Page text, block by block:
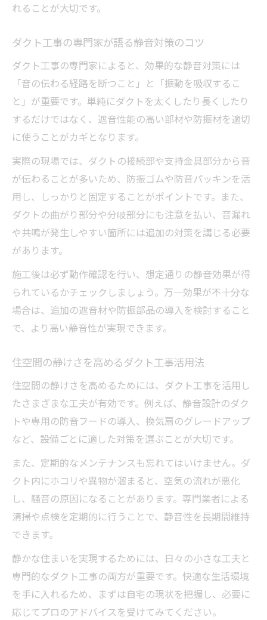
れることが大切です。
ダクト工事の専門家が語る静音対策のコツ
ダクト工事の専門家によると、効果的な静音対策には
「音の伝わる経路を断つこと」と「振動を吸収するこ
と」が重要です。単純にダクトを太くしたり長くしたり
するだけではなく、遮音性能の高い部材や防振材を適切
に使うことがカギとなります。
実際の現場では、ダクトの接続部や支持金具部分から音
が伝わることが多いため、防振ゴムや防音パッキンを活
用し、しっかりと固定することがポイントです。また、
ダクトの曲がり部分や分岐部分にも注意を払い、音漏れ
や共鳴が発生しやすい箇所には追加の対策を講じる必要
があります。
施工後は必ず動作確認を行い、想定通りの静音効果が得
られているかチェックしましょう。万一効果が不十分な
場合は、追加の遮音材や防振部品の導入を検討すること
で、より高い静音性が実現できます。
住空間の静けさを高めるダクト工事活用法
住空間の静けさを高めるためには、ダクト工事を活用し
たさまざまな工夫が有効です。例えば、静音設計のダク
トや専用の防音フードの導入、換気扇のグレードアップ
など、設備ごとに適した対策を選ぶことが大切です。
また、定期的なメンテナンスも忘れてはいけません。ダ
クト内にホコリや異物が溜まると、空気の流れが悪化
し、騒音の原因になることがあります。専門業者による
清掃や点検を定期的に行うことで、静音性を長期間維持
できます。
静かな住まいを実現するためには、日々の小さな工夫と
専門的なダクト工事の両方が重要です。快適な生活環境
を手に入れるため、まずは自宅の現状を把握し、必要に
応じてプロのアドバイスを受けてみてください。